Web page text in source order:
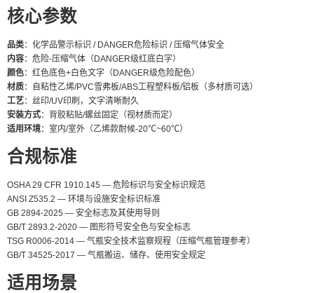
核心参数
品类：化学品警示标识 / DANGER危险标识 / 压缩气体安全
内容：危险-压缩气体（DANGER级红底白字）
颜色：红色底色+白色文字（DANGER级危险配色）
材质：自粘性乙烯/PVC雪弗板/ABS工程塑料板/铝板（多材质可选）
工艺：丝印/UV印刷，文字清晰耐久
安装方式：背胶粘贴/螺丝固定（视材质而定）
适用环境：室内/室外（乙烯款耐候-20℃~60℃）
合规标准
OSHA 29 CFR 1910.145 — 危险标识与安全标识规范
ANSI Z535.2 — 环境与设施安全标识标准
GB 2894-2025 — 安全标志及其使用导则
GB/T 2893.2-2020 — 图形符号安全色与安全标志
TSG R0006-2014 — 气瓶安全技术监察规程（压缩气瓶管理参考）
GB/T 34525-2017 — 气瓶搬运、储存、使用安全规定
适用场景